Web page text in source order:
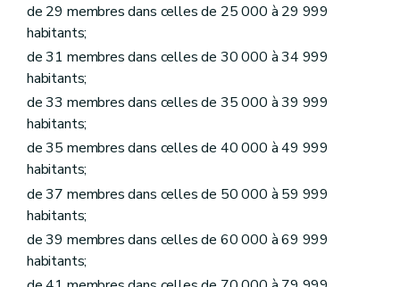
Art.L1218-10
Titre II
Administration des biens de la commune
Chapitre premier Donations et legs à la commune et aux établissements publics existant dans la commune
Art. L1221-2
Art. L1222-2
Art. L1222-4
Chapitre III Voirie communale
Titre III Administration de certains services communaux
de 29 membres dans celles de 25 000 à 29 999
habitants;
de 31 membres dans celles de 30 000 à 34 999
habitants;
de 33 membres dans celles de 35 000 à 39 999
habitants;
de 35 membres dans celles de 40 000 à 49 999
habitants;
de 37 membres dans celles de 50 000 à 59 999
habitants;
de 39 membres dans celles de 60 000 à 69 999
habitants;